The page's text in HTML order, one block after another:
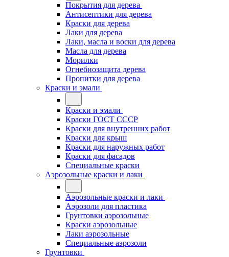
Покрытия для дерева
Антисептики для дерева
Краски для дерева
Лаки для дерева
Лаки, масла и воски для дерева
Масла для дерева
Морилки
Огнебиозащита дерева
Пропитки для дерева
Краски и эмали
Краски и эмали
Краски ГОСТ СССР
Краски для внутренних работ
Краски для крыш
Краски для наружных работ
Краски для фасадов
Специальные краски
Аэрозольные краски и лаки
Аэрозольные краски и лаки
Аэрозоли для пластика
Грунтовки аэрозольные
Краски аэрозольные
Лаки аэрозольные
Специальные аэрозоли
Грунтовки